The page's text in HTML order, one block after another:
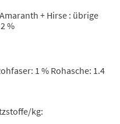
+ Hirse : übrige
%
1 % Rohasche: 1.4
kg: